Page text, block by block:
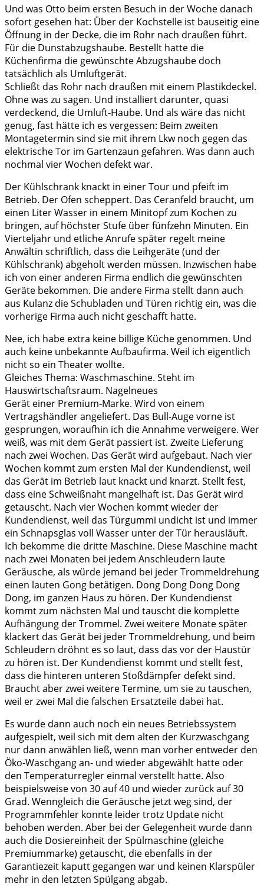
Und was Otto beim ersten Besuch in der Woche danach
sofort gesehen hat: Über der Kochstelle ist bauseitig eine
Öffnung in der Decke, die im Rohr nach draußen führt.
Für die Dunstabzugshaube. Bestellt hatte die
Küchenfirma die gewünschte Abzugshaube doch
tatsächlich als Umluftgerät.
Schließt das Rohr nach draußen mit einem Plastikdeckel.
Ohne was zu sagen. Und installiert darunter, quasi
verdeckend, die Umluft-Haube. Und als wäre das nicht
genug, fast hätte ich es vergessen: Beim zweiten
Montagetermin sind sie mit ihrem Lkw noch gegen das
elektrische Tor im Gartenzaun gefahren. Was dann auch
nochmal vier Wochen defekt war.
Der Kühlschrank knackt in einer Tour und pfeift im
Betrieb. Der Ofen scheppert. Das Ceranfeld braucht, um
einen Liter Wasser in einem Minitopf zum Kochen zu
bringen, auf höchster Stufe über fünfzehn Minuten. Ein
Vierteljahr und etliche Anrufe später regelt meine
Anwältin schriftlich, dass die Leihgeräte (und der
Kühlschrank) abgeholt werden müssen. Inzwischen habe
ich von einer anderen Firma endlich die gewünschten
Geräte bekommen. Die andere Firma stellt dann auch
aus Kulanz die Schubladen und Türen richtig ein, was die
vorherige Firma auch nicht geschafft hatte.
Nee, ich habe extra keine billige Küche genommen. Und
auch keine unbekannte Aufbaufirma. Weil ich eigentlich
nicht so ein Theater wollte.
Gleiches Thema: Waschmaschine. Steht im
Hauswirtschaftsraum. Nagelneues
Gerät einer Premium-Marke. Wird von einem
Vertragshändler angeliefert. Das Bull-Auge vorne ist
gesprungen, woraufhin ich die Annahme verweigere. Wer
weiß, was mit dem Gerät passiert ist. Zweite Lieferung
nach zwei Wochen. Das Gerät wird aufgebaut. Nach vier
Wochen kommt zum ersten Mal der Kundendienst, weil
das Gerät im Betrieb laut knackt und knarzt. Stellt fest,
dass eine Schweißnaht mangelhaft ist. Das Gerät wird
getauscht. Nach vier Wochen kommt wieder der
Kundendienst, weil das Türgummi undicht ist und immer
ein Schnapsglas voll Wasser unter der Tür herausläuft.
Ich bekomme die dritte Maschine. Diese Maschine macht
nach zwei Monaten bei jedem Anschleudern laute
Geräusche, als würde jemand bei jeder Trommeldrehung
einen lauten Gong betätigen. Dong Dong Dong Dong
Dong, im ganzen Haus zu hören. Der Kundendienst
kommt zum nächsten Mal und tauscht die komplette
Aufhängung der Trommel. Zwei weitere Monate später
klackert das Gerät bei jeder Trommeldrehung, und beim
Schleudern dröhnt es so laut, dass das vor der Haustür
zu hören ist. Der Kundendienst kommt und stellt fest,
dass die hinteren unteren Stoßdämpfer defekt sind.
Braucht aber zwei weitere Termine, um sie zu tauschen,
weil er zwei Mal die falschen Ersatzteile dabei hat.
Es wurde dann auch noch ein neues Betriebssystem
aufgespielt, weil sich mit dem alten der Kurzwaschgang
nur dann anwählen ließ, wenn man vorher entweder den
Öko-Waschgang an- und wieder abgewählt hatte oder
den Temperaturregler einmal verstellt hatte. Also
beispielsweise von 30 auf 40 und wieder zurück auf 30
Grad. Wenngleich die Geräusche jetzt weg sind, der
Programmfehler konnte leider trotz Update nicht
behoben werden. Aber bei der Gelegenheit wurde dann
auch die Dosiereinheit der Spülmaschine (gleiche
Premiummarke) getauscht, die ebenfalls in der
Garantiezeit kaputt gegangen war und keinen Klarspüler
mehr in den letzten Spülgang abgab.